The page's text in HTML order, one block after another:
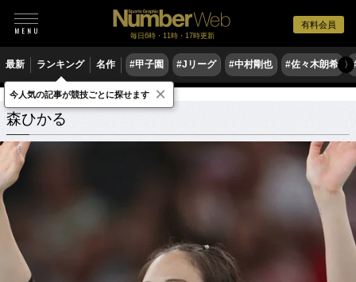
有料会員
毎日6時・11時・17時更新
最新 ランキング 名作 #甲子園 #Jリーグ #中村剛也 #佐々木朗希 〉
森ひかる 関連記事
森ひかる
今人気の記事が競技ごとに探せます ×